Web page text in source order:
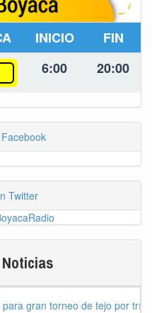
INICIO FIN
6:00 20:00
Twitter
gran torneo de tejo por tríos